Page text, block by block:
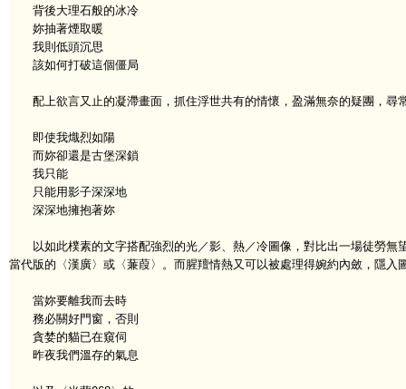
背後大理石般的冰冷
妳抽著煙取暖
我則低頭沉思
該如何打破這個僵局
配上欲言又止的凝滯畫面，抓住浮世共有的情懷，盈滿無奈的疑團，尋
即使我熾烈如陽
而妳卻還是古堡深鎖
我只能
只能用影子深深地
深深地擁抱著妳
以如此樸素的文字搭配強烈的光／影、熱／冷圖像，對比出一場徒勞無
當代版的〈漢廣〉或〈蒹葭〉。而腥羶情熱又可以被處理得婉約內斂，隱入
當妳要離我而去時
務必關好門窗，否則
貪婪的貓已在窺伺
昨夜我們溫存的氣息